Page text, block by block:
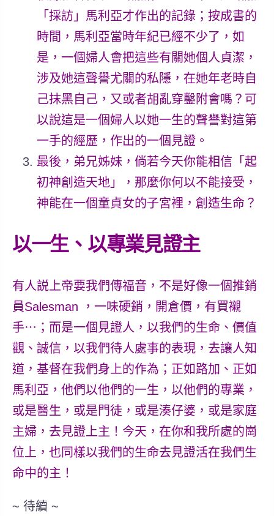
「採訪」馬利亞才作出的記錄； 按成書的
時間， 馬利亞當時年紀已經不少了 ，如
是，一個婦人會把這些有關她個人貞潔，
涉及她這聲譽尤關的私隱，在她年老時自
己抹黑自己，又或者胡亂穿鑿附會嗎？ 可
以說這是一個婦人以她一生的聲譽對這第
一手的經歷，作出的一個見證。
最後，弟兄姊妹，倘若今天你能相信「起
初神創造天地」，那麼你何以不能接受，
神能在一個童貞女的子宮裡，創造生命？
以一生、以專業見證主
有人説上帝要我們傳福音， 不是好像一個推銷
員Salesman ， 一味硬銷，開倉價，有買襯
手⋯； 而是一個見證人，以我們的生命、價值
觀、誠信，以我們待人處事的表現，去讓人知
道，基督在我們身上的作為；正如路加、正如
馬利亞 ，他們以他們的一生，以他們的專業，
或是醫生，或是門徒，或是湊仔婆，或是家庭
主婦，去見證上主！今天，在你和我所處的崗
位上，也同樣以我們的生命去見證活在我們生
命中的主！
~ 待續 ~